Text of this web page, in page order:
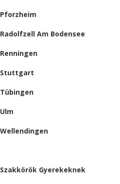
Pforzheim
Radolfzell Am Bodensee
Renningen
Stuttgart
Tübingen
Ulm
Wellendingen
Szakkörök Gyerekeknek